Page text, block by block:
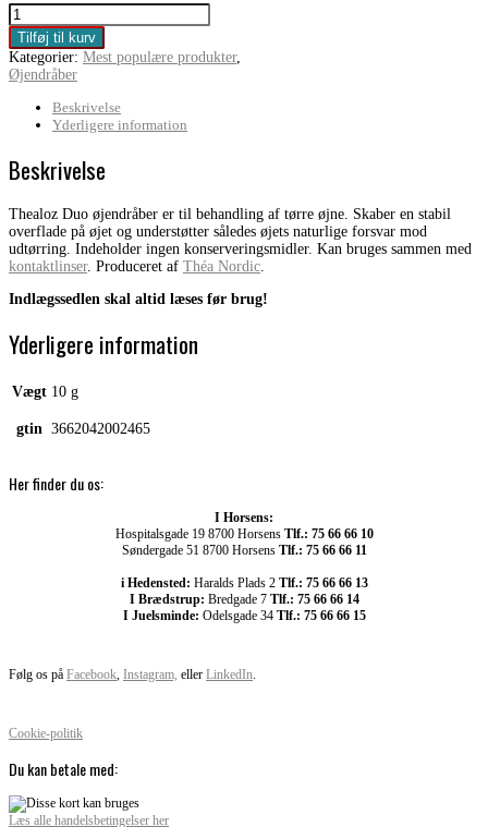
Thealoz
Duo
øjendråber
10ml
antal
Tilføj til kurv
Kategorier: Mest populære produkter,
Øjendråber
Beskrivelse
Yderligere information
Beskrivelse
Thealoz Duo øjendråber er til behandling af tørre øjne. Skaber en stabil
overflade på øjet og understøtter således øjets naturlige forsvar mod
udtørring. Indeholder ingen konserveringsmidler. Kan bruges sammen med
kontaktlinser. Produceret af Théa Nordic
Indlægssedlen skal altid læses før brug!
Yderligere information
Vægt 10 g
gtin 3662042002465
Her finder du os:
I Horsens:
Hospitalsgade 19 8700 Horsens Tlf.: 75 66 66 10
Søndergade 51 8700 Horsens Tlf.: 75 66 66 11
i Hedensted: Haralds Plads 2 Tlf.: 75 66 66 13
I Brædstrup: Bredgade 7 Tlf.: 75 66 66 14
I Juelsminde: Odelsgade 34 Tlf.: 75 66 66 15
Følg os på Facebook Instagram, eller LinkedIn
Cookie-politik
Du kan betale med:
Læs alle handelsbetingelser her